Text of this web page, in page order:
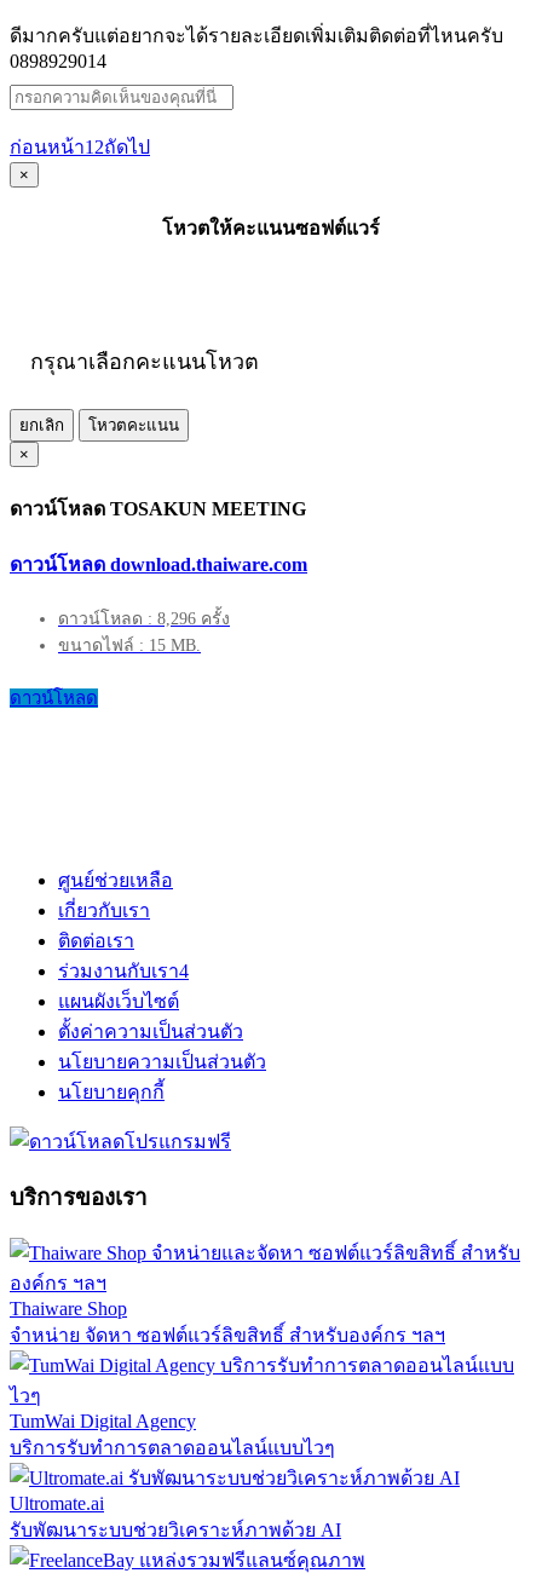
ดีมากครับแต่อยากจะได้รายละเอียดเพิ่มเติมติดต่อที่ไหนครับ
0898929014
ก่อนหน้า1 2ถัดไป
×
โหวตให้คะแนนซอฟต์แวร์
กรุณาเลือกคะแนนโหวต
ยกเลิก
โหวตคะแนน
×
ดาวน์โหลด TOSAKUN MEETING
ดาวน์โหลด download.thaiware.com
ดาวน์โหลด : 8,296 ครั้ง
ขนาดไฟล์ : 15 MB.
ดาวน์โหลด
ศูนย์ช่วยเหลือ
เกี่ยวกับเรา
ติดต่อเรา
ร่วมงานกับเรา4
แผนผังเว็บไซต์
ตั้งค่าความเป็นส่วนตัว
นโยบายความเป็นส่วนตัว
นโยบายคุกกี้
บริการของเรา
Thaiware Shop
จำหน่าย จัดหา ซอฟต์แวร์ลิขสิทธิ์ สำหรับองค์กร ฯลฯ
TumWai Digital Agency
บริการรับทำการตลาดออนไลน์แบบไวๆ
Ultromate.ai
รับพัฒนาระบบช่วยวิเคราะห์ภาพด้วย AI